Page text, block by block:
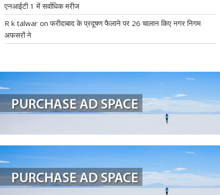
एनआईटी 1 में सर्वाधिक मरीज
R k talwar onफरीदाबाद के प्रदूषण फैलाने पर 26 चालान किए नगर निगम
अफसरों ने